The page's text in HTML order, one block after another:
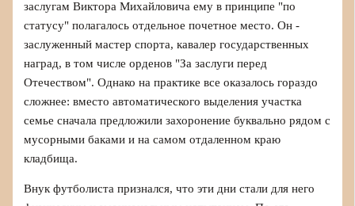
заслугам Виктора Михайловича ему в принципе "по
статусу" полагалось отдельное почетное место. Он -
заслуженный мастер спорта, кавалер государственных
наград, в том числе орденов "За заслуги перед
Отечеством". Однако на практике все оказалось гораздо
сложнее: вместо автоматического выделения участка
семье сначала предложили захоронение буквально рядом с
мусорными баками и на самом отдаленном краю
кладбища.
Внук футболиста признался, что эти дни стали для него